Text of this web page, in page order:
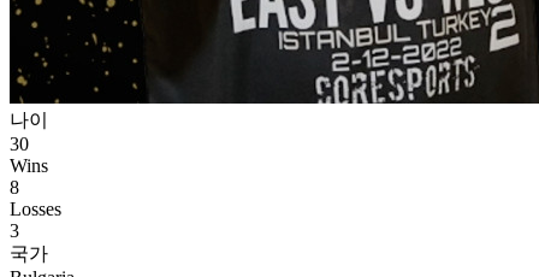
나이
30
Wins
8
Losses
3
국가